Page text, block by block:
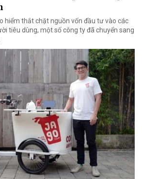
hiểm thắt chặt nguồn vốn đầu tư vào các
tiêu dùng, một số công ty đã chuyển sang